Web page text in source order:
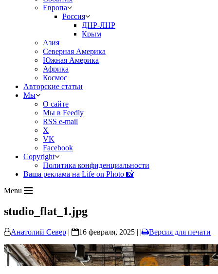
Европа
Россия
ДНР-ЛНР
Крым
Азия
Северная Америка
Южная Америка
Африка
Космос
Авторские статьи
Мы
О сайте
Мы в Feedly
RSS e-mail
X
VK
Facebook
Copyright
Политика конфиденциальности
Ваша реклама на Life on Photo 📸
Menu
studio_flat_1.jpg
Анатолий Север | 16 февраля, 2025 | | Версия для печати